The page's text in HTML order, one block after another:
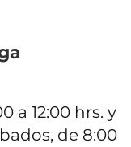
a 12:00 hrs. y
de 8:00